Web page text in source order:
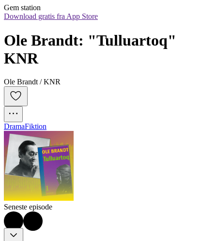
Gem station
Download gratis fra App Store
Ole Brandt: "Tulluartoq"
KNR
Ole Brandt / KNR
DramaFiktion
Seneste episode